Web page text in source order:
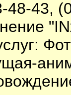
43,